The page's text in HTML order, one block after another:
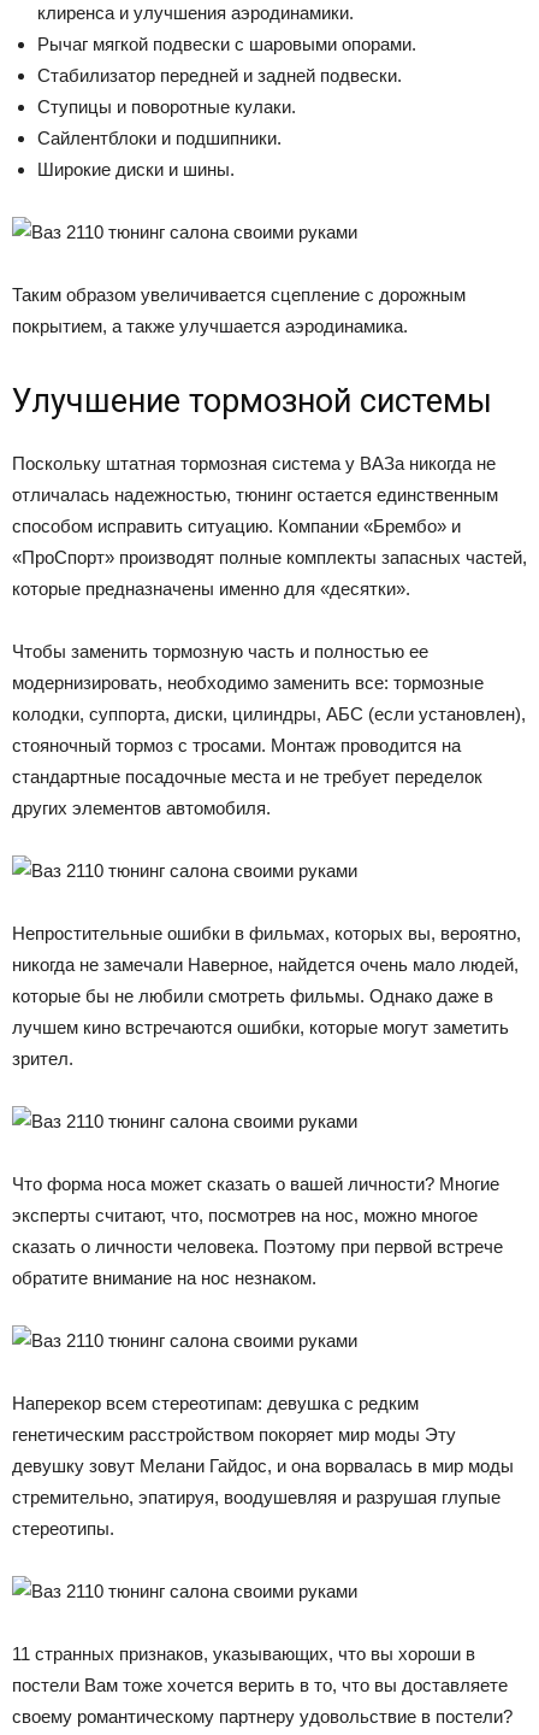
клиренса и улучшения аэродинамики.
Рычаг мягкой подвески с шаровыми опорами.
Стабилизатор передней и задней подвески.
Ступицы и поворотные кулаки.
Сайлентблоки и подшипники.
Широкие диски и шины.
Таким образом увеличивается сцепление с дорожным
покрытием, а также улучшается аэродинамика.
Улучшение тормозной системы
Поскольку штатная тормозная система у ВАЗа никогда не
отличалась надежностью, тюнинг остается единственным
способом исправить ситуацию. Компании «Брембо» и
«ПроСпорт» производят полные комплекты запасных частей,
которые предназначены именно для «десятки».
Чтобы заменить тормозную часть и полностью ее
модернизировать, необходимо заменить все: тормозные
колодки, суппорта, диски, цилиндры, АБС (если установлен),
стояночный тормоз с тросами. Монтаж проводится на
стандартные посадочные места и не требует переделок
других элементов автомобиля.
Непростительные ошибки в фильмах, которых вы, вероятно,
никогда не замечали Наверное, найдется очень мало людей,
которые бы не любили смотреть фильмы. Однако даже в
лучшем кино встречаются ошибки, которые могут заметить
зрител.
Что форма носа может сказать о вашей личности? Многие
эксперты считают, что, посмотрев на нос, можно многое
сказать о личности человека. Поэтому при первой встрече
обратите внимание на нос незнаком.
Наперекор всем стереотипам: девушка с редким
генетическим расстройством покоряет мир моды Эту
девушку зовут Мелани Гайдос, и она ворвалась в мир моды
стремительно, эпатируя, воодушевляя и разрушая глупые
стереотипы.
11 странных признаков, указывающих, что вы хороши в
постели Вам тоже хочется верить в то, что вы доставляете
своему романтическому партнеру удовольствие в постели?